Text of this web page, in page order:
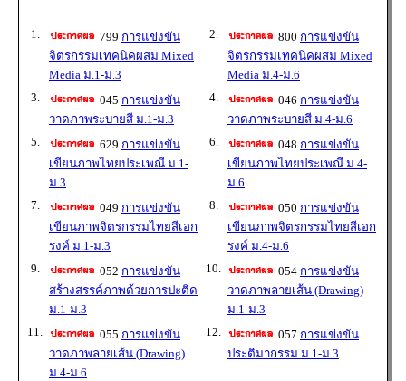
1. 799 การแข่งขัน
จิตรกรรมเทคนิคผสม Mixed
Media ม.1-ม.3
2. 800 การแข่งขัน
จิตรกรรมเทคนิคผสม Mixed
Media ม.4-ม.6
3.
045 การแข่งขัน
วาดภาพระบายสี ม.1-ม.3
4. 046 การแข่งขัน
วาดภาพระบายสี ม.4-ม.6
5.
629 การแข่งขัน
เขียนภาพไทยประเพณี ม.1-
ม.3
6. 048 การแข่งขัน
เขียนภาพไทยประเพณี ม.4-
ม.6
7.
049 การแข่งขัน
เขียนภาพจิตรกรรมไทยสีเอก
รงค์ ม.1-ม.3
8. 050 การแข่งขัน
เขียนภาพจิตรกรรมไทยสีเอก
รงค์ ม.4-ม.6
9.
052 การแข่งขัน
สร้างสรรค์ภาพด้วยการปะติด
ม.1-ม.3
10. 054 การแข่งขัน
วาดภาพลายเส้น (Drawing)
ม.1-ม.3
11.
055 การแข่งขัน
วาดภาพลายเส้น (Drawing)
ม.4-ม.6
12. 057 การแข่งขัน
ประติมากรรม ม.1-ม.3